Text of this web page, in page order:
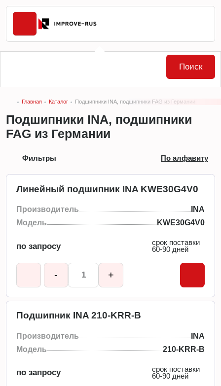
Главная Каталог Подшипники INA, подшипники FAG из Германии
Подшипники INA, подшипники
FAG из Германии
Фильтры По алфавиту
Линейный подшипник INA KWE30G4V0
Производитель
INA
Модель
KWE30G4V0
по запросу
срок поставки
60-90 дней
- +
Подшипник INA 210-KRR-B
Производитель
INA
Модель
210-KRR-B
по запросу
срок поставки
60-90 дней
Поиск